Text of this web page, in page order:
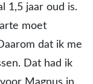
1,5 jaar oud is.
moet
dat ik me
Dat had ik
Magnus in